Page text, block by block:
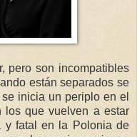
pero son incompatibles
están separados se
inicia un periplo en el
los que vuelven a estar
y fatal en la Polonia de